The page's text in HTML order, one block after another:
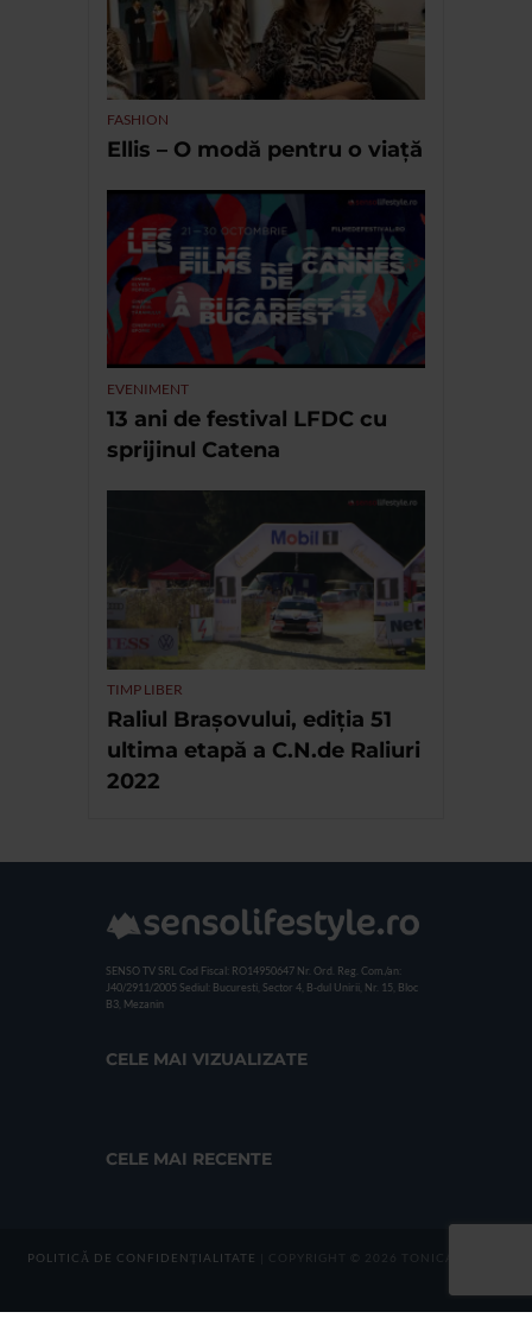
FASHION
Ellis – O modă pentru o viață
EVENIMENT
13 ani de festival LFDC cu
sprijinul Catena
TIMP LIBER
Raliul Brașovului, ediția 51
ultima etapă a C.N.de Raliuri
2022
SENSO TV SRL Cod Fiscal: RO14950647 Nr. Ord. Reg. Com./an:
J40/2911/2005 Sediul: Bucuresti, Sector 4, B-dul Unirii, Nr. 15, Bloc
B3, Mezanin
CELE MAI VIZUALIZATE
CELE MAI RECENTE
POLITICĂ DE CONFIDENȚIALITATE | COPYRIGHT © 2026 TONICA GROUP